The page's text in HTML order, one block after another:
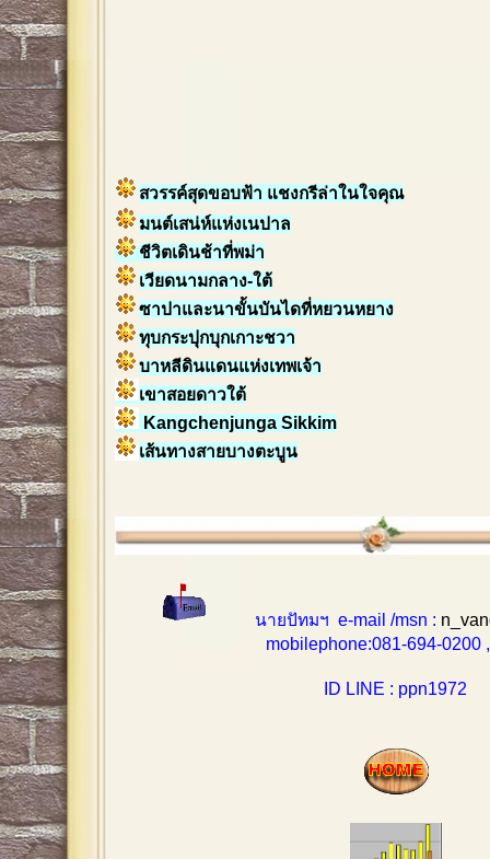
สวรรค์สุดขอบฟ้า แชงกรีล่าในใจคุณ
มนต์เสน่ห์แห่งเนปาล
ชีวิตเดินช้าที่พม่า
เวียดนามกลาง-ใต้
ซาปาและนาขั้นบันไดที่หยวนหยาง
ทุบกระปุกบุกเกาะชวา
บาหลีดินแดนแห่งเทพเจ้า
เขาสอยดาวใต้
Kangchenjunga Sikkim
เส้นทางสายบางตะบูน
นายปัทมฯ e-mail /msn :
mobilephone:081-694-0200 ,
ID LINE : ppn1972